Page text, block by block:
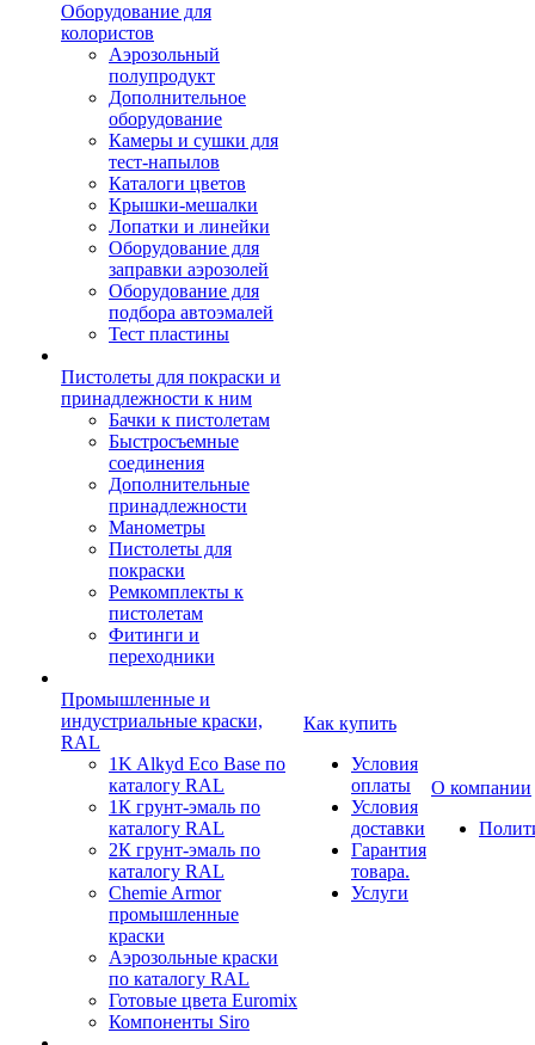
Оборудование для
колористов
Аэрозольный
полупродукт
Дополнительное
оборудование
Камеры и сушки для
тест-напылов
Каталоги цветов
Крышки-мешалки
Лопатки и линейки
Оборудование для
заправки аэрозолей
Оборудование для
подбора автоэмалей
Тест пластины
Пистолеты для покраски и
принадлежности к ним
Бачки к пистолетам
Быстросъемные
соединения
Дополнительные
принадлежности
Манометры
Пистолеты для
покраски
Ремкомплекты к
пистолетам
Фитинги и
переходники
Промышленные и
индустриальные краски,
RAL
1K Alkyd Eco Base по
каталогу RAL
1К грунт-эмаль по
каталогу RAL
2К грунт-эмаль по
каталогу RAL
Chemie Armor
промышленные
краски
Аэрозольные краски
по каталогу RAL
Готовые цвета Euromix
Компоненты Siro
Как купить
Условия
оплаты
Условия
доставки
Гарантия
товара.
Услуги
О компании